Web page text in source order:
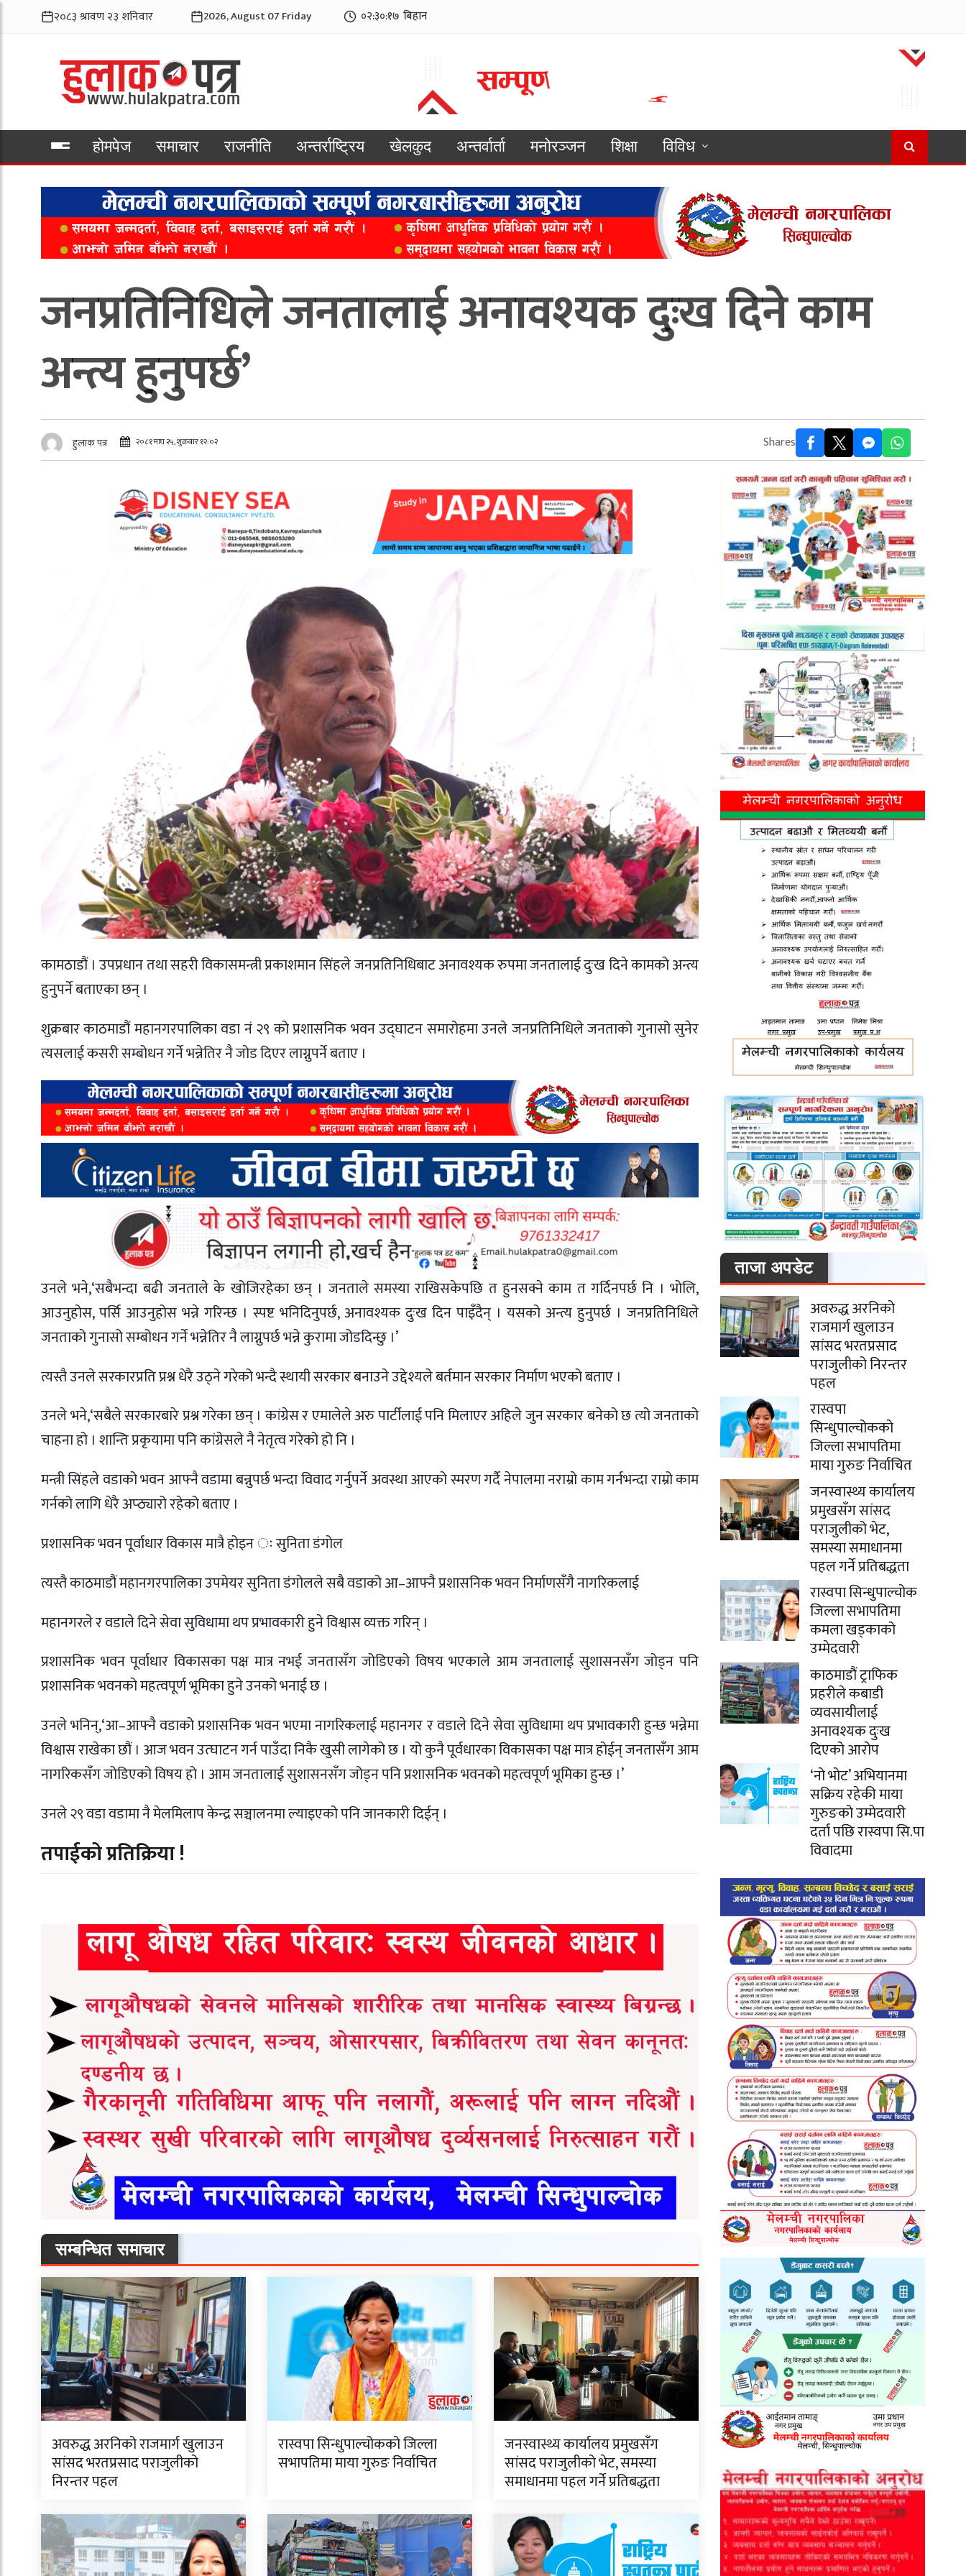
2026, August 07 Friday ०२:३०:१८ बिहान
होमपेज समाचार राजनीति अन्तर्राष्ट्रिय खेलकुद अन्तर्वार्ता मनोरञ्जन शिक्षा
विविध
जनप्रतिनिधिले जनतालाई अनावश्यक दुःख दिने काम
अन्त्य हुनुपर्छ’
हुलाक पत्र २०८१ माघ २५, शुक्रबार १२:०२ Shares
कामठाडौं । उपप्रधान तथा सहरी विकासमन्त्री प्रकाशमान सिंहले जनप्रतिनिधिबाट अनावश्यक रुपमा जनतालाई दुःख दिने कामको अन्त्य
हुनुपर्ने बताएका छन् ।
शुक्रबार काठमाडौं महानगरपालिका वडा नं २९ को प्रशासनिक भवन उद्घाटन समारोहमा उनले जनप्रतिनिधिले जनताको गुनासो सुनेर
त्यसलाई कसरी सम्बोधन गर्ने भन्नेतिर नै जोड दिएर लाग्नुपर्ने बताए ।
उनले भने,‘सबैभन्दा बढी जनताले के खोजिरहेका छन् । जनताले समस्या राखिसकेपछि त हुनसक्ने काम त गर्दिनपर्छ नि । भोलि,
आउनुहोस, पर्सि आउनुहोस भन्ने गरिन्छ । स्पष्ट भनिदिनुपर्छ, अनावश्यक दुःख दिन पाइँदैन् । यसको अन्त्य हुनुपर्छ । जनप्रतिनिधिले
जनताको गुनासो सम्बोधन गर्ने भन्नेतिर नै लाग्नुपर्छ भन्ने कुरामा जोडदिन्छु ।’
त्यस्तै उनले सरकारप्रति प्रश्न धेरै उठ्ने गरेको भन्दै स्थायी सरकार बनाउने उद्देश्यले बर्तमान सरकार निर्माण भएको बताए ।
उनले भने,‘सबैले सरकारबारे प्रश्न गरेका छन् । कांग्रेस र एमालेले अरु पार्टीलाई पनि मिलाएर अहिले जुन सरकार बनेको छ त्यो जनताको
चाहना हो । शान्ति प्रकृयामा पनि कांग्रेसले नै नेतृत्व गरेको हो नि ।
मन्त्री सिंहले वडाको भवन आफ्नै वडामा बन्नुपर्छ भन्दा विवाद गर्नुपर्ने अवस्था आएको स्मरण गर्दै नेपालमा नराम्रो काम गर्नभन्दा राम्रो काम
गर्नको लागि धेरै अप्ठ्यारो रहेको बताए ।
प्रशासनिक भवन पूर्वाधार विकास मात्रै होइन ः सुनिता डंगोल
त्यस्तै काठमाडौं महानगरपालिका उपमेयर सुनिता डंगोलले सबै वडाको आ–आफ्नै प्रशासनिक भवन निर्माणसँगै नागरिकलाई
महानगरले र वडाले दिने सेवा सुविधामा थप प्रभावकारी हुने विश्वास व्यक्त गरिन् ।
प्रशासनिक भवन पूर्वाधार विकासका पक्ष मात्र नभई जनतासँग जोडिएको विषय भएकाले आम जनतालाई सुशासनसँग जोड्न पनि
प्रशासनिक भवनको महत्वपूर्ण भूमिका हुने उनको भनाई छ ।
उनले भनिन्,‘आ–आफ्नै वडाको प्रशासनिक भवन भएमा नागरिकलाई महानगर र वडाले दिने सेवा सुविधामा थप प्रभावकारी हुन्छ भन्नेमा
विश्वास राखेका छौं । आज भवन उत्घाटन गर्न पाउँदा निकै खुसी लागेको छ । यो कुनै पूर्वधारका विकासका पक्ष मात्र होईन् जनतासँग आम
नागरिकसँग जोडिएको विषय हो । आम जनतालाई सुशासनसँग जोड्न पनि प्रशासनिक भवनको महत्वपूर्ण भूमिका हुन्छ ।’
उनले २९ वडा वडामा नै मेलमिलाप केन्द्र सञ्चालनमा ल्याइएको पनि जानकारी दिईन् ।
तपाईको प्रतिक्रिया !
सम्बन्धित समाचार
अवरुद्ध अरनिको राजमार्ग खुलाउन
सांसद भरतप्रसाद पराजुलीको
निरन्तर पहल
रास्वपा सिन्धुपाल्चोकको जिल्ला
सभापतिमा माया गुरुङ निर्वाचित
जनस्वास्थ्य कार्यालय प्रमुखसँग
सांसद पराजुलीको भेट, समस्या
समाधानमा पहल गर्ने प्रतिबद्धता
ताजा अपडेट
अवरुद्ध अरनिको
राजमार्ग खुलाउन
सांसद भरतप्रसाद
पराजुलीको निरन्तर
पहल
रास्वपा
सिन्धुपाल्चोकको
जिल्ला सभापतिमा
माया गुरुङ निर्वाचित
जनस्वास्थ्य कार्यालय
प्रमुखसँग सांसद
पराजुलीको भेट,
समस्या समाधानमा
पहल गर्ने प्रतिबद्धता
रास्वपा सिन्धुपाल्चोक
जिल्ला सभापतिमा
कमला खड्काको
उम्मेदवारी
काठमाडौं ट्राफिक
प्रहरीले कबाडी
व्यवसायीलाई
अनावश्यक दुःख
दिएको आरोप
‘नो भोट’ अभियानमा
सक्रिय रहेकी माया
गुरुङको उम्मेदवारी
दर्ता पछि रास्वपा सि.पा
विवादमा